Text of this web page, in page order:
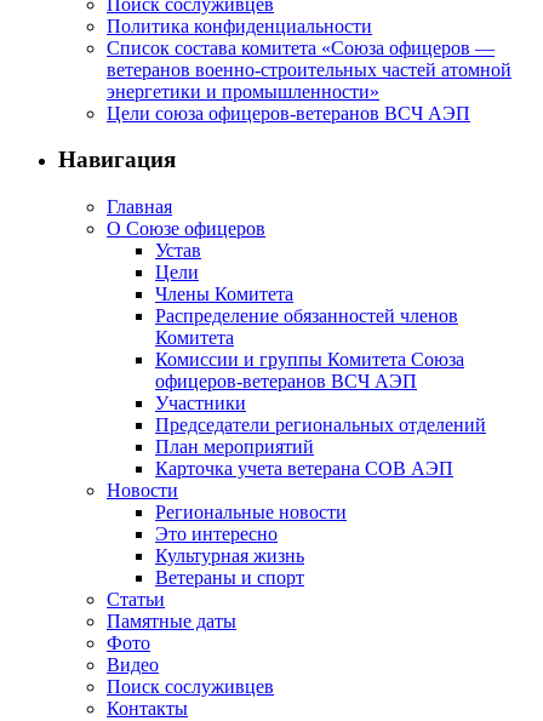
Политика конфиденциальности
Список состава комитета «Союза офицеров —
ветеранов военно-строительных частей атомной
энергетики и промышленности»
Цели союза офицеров-ветеранов ВСЧ АЭП
Навигация
Главная
О Союзе офицеров
Устав
Цели
Члены Комитета
Распределение обязанностей членов
Комитета
Комиссии и группы Комитета Союза
офицеров-ветеранов ВСЧ АЭП
Участники
Председатели региональных отделений
План мероприятий
Карточка учета ветерана CОВ АЭП
Новости
Региональные новости
Это интересно
Культурная жизнь
Ветераны и спорт
Статьи
Памятные даты
Фото
Видео
Поиск сослуживцев
Контакты